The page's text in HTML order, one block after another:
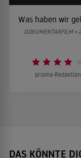
Was haben wir
DOKUMENTARFILM •
prisma-Redaktion
DAS KÖNNTE